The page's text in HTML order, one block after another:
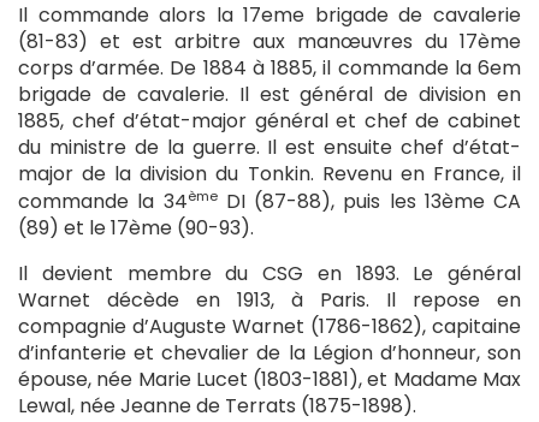
Il commande alors la 17eme brigade de cavalerie
(81-83) et est arbitre aux manœuvres du 17ème
corps d’armée. De 1884 à 1885, il commande la 6em
brigade de cavalerie. Il est général de division en
1885, chef d’état-major général et chef de cabinet
du ministre de la guerre. Il est ensuite chef d’état-
major de la division du Tonkin. Revenu en France, il
commande la 34èmeDI (87-88), puis les 13ème CA
(89) et le 17ème (90-93).
Il devient membre du CSG en 1893. Le général
Warnet décède en 1913, à Paris. Il repose en
compagnie d’Auguste Warnet (1786-1862), capitaine
d’infanterie et chevalier de la Légion d’honneur, son
épouse, née Marie Lucet (1803-1881), et Madame Max
Lewal, née Jeanne de Terrats (1875-1898).